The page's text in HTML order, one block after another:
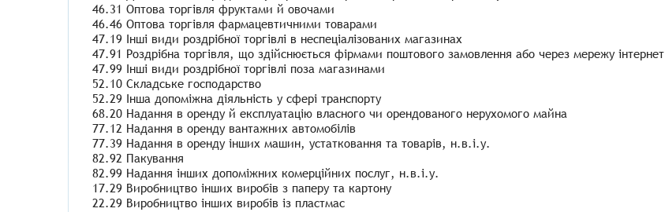
46.31 Оптова торгівля фруктами й овочами
46.46 Оптова торгівля фармацевтичними товарами
47.19 Інші види роздрібної торгівлі в неспеціалізованих магазинах
47.91 Роздрібна торгівля, що здійснюється фірмами поштового замовлення або через мережу інтернет
47.99 Інші види роздрібної торгівлі поза магазинами
52.10 Складське господарство
52.29 Інша допоміжна діяльність у сфері транспорту
68.20 Надання в оренду й експлуатацію власного чи орендованого нерухомого майна
77.12 Надання в оренду вантажних автомобілів
77.39 Надання в оренду інших машин, устатковання та товарів, н.в.і.у.
82.92 Пакування
82.99 Надання інших допоміжних комерційних послуг, н.в.і.у.
17.29 Виробництво інших виробів з паперу та картону
22.29 Виробництво інших виробів із пластмас